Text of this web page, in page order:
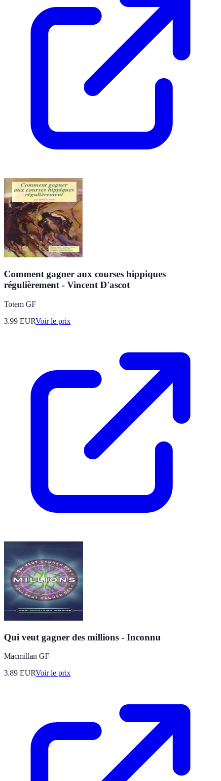
Comment gagner aux courses hippiques
régulièrement - Vincent D'ascot
Totem GF
3.99 EURVoir le prix
Qui veut gagner des millions - Inconnu
Macmillan GF
3.89 EURVoir le prix